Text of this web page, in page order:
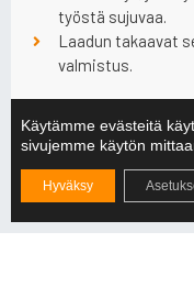
työstä sujuvaa.
Laadun takaavat
valmistus.
Tilaa tuote
Ota yhteyttä
suunnitellaan juuri
Käytämme evästeitä
sivujemme käytön
Hyväksy